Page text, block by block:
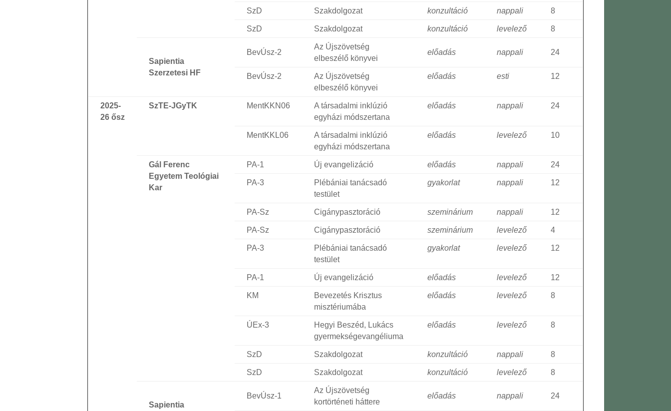
SzD Szakdolgozat konzultáció nappali 8
SzD Szakdolgozat konzultáció levelező 8
Sapientia
Szerzetesi HF
BevÚsz-2
Az Újszövetség
elbeszélő könyvei
előadás nappali 24
BevÚsz-2
Az Újszövetség
elbeszélő könyvei
előadás esti 12
2025-
26 ősz
SzTE-JGyTK MentKKN06
A társadalmi inklúzió
egyházi módszertana
előadás nappali 24
MentKKL06
A társadalmi inklúzió
egyházi módszertana
előadás levelező 10
Gál Ferenc
Egyetem Teológiai
Kar
PA-1 Új evangelizáció előadás nappali 24
PA-3
Plébániai tanácsadó
testület
gyakorlat nappali 12
PA-Sz Cigánypasztoráció szeminárium nappali 12
PA-Sz Cigánypasztoráció szeminárium levelező 4
PA-3
Plébániai tanácsadó
testület
gyakorlat levelező 12
PA-1 Új evangelizáció előadás levelező 12
KM
Bevezetés Krisztus
misztériumába
előadás levelező 8
ÚEx-3
Hegyi Beszéd, Lukács
gyermekségevangéliuma
előadás levelező 8
SzD Szakdolgozat konzultáció nappali 8
SzD Szakdolgozat konzultáció levelező 8
Sapientia
BevÚsz-1
Az Újszövetség
kortörténeti háttere
előadás nappali 24